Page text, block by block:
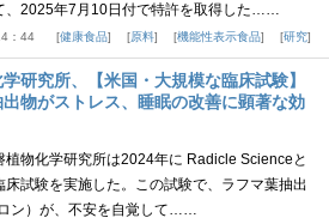
、2025年7月10日付で特許を取得した……
：44 健康食品 原料 機能性表示食品 研究
研究所、【米国・大規模な臨床試験】
物がストレス、睡眠の改善に顕著な効
植物化学研究所は2024年に Radicle Scienceと
試験を実施した。この試験で、ラフマ葉抽出
ン）が、不安を自覚して……